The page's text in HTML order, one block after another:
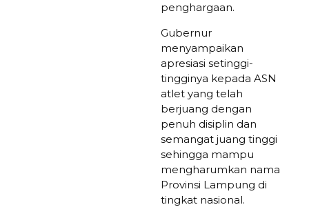
penghargaan.
Gubernur
menyampaikan
apresiasi setinggi-
tingginya kepada ASN
atlet yang telah
berjuang dengan
penuh disiplin dan
semangat juang tinggi
sehingga mampu
mengharumkan nama
Provinsi Lampung di
tingkat nasional.